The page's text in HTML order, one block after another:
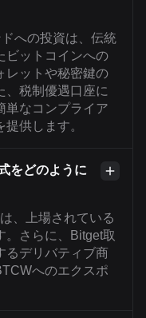
への投資は、伝統
ビットコインへの
レットや秘密鍵の
、税制優遇口座に
単なコンプライア
供します。
をどのように
、上場されている
。さらに、Bitget取
るデリバティブ商
へのエクスポ